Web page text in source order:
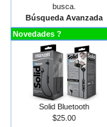
busca.
Búsqueda Avanzada
Novedades ?
Solid Bluetooth
$25.00